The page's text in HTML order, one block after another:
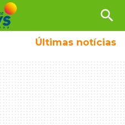
search
Últimas notícias